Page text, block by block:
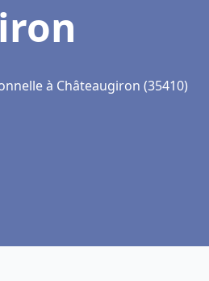
à Châteaugiron (35410)